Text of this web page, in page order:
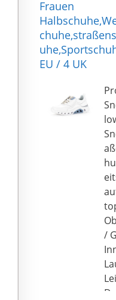
Frauen
EU / 4 UK
/